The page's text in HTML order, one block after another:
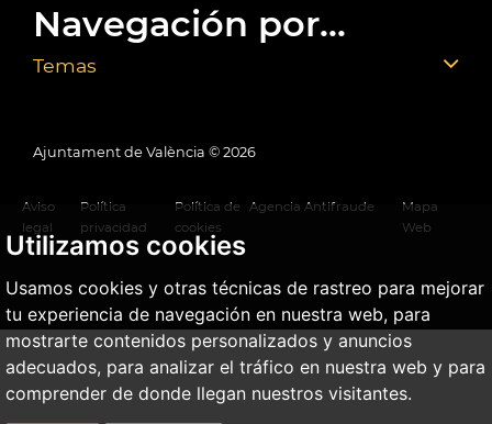
Utilizamos cookies
Usamos cookies y otras técnicas de rastreo para mejorar
tu experiencia de navegación en nuestra web, para
mostrarte contenidos personalizados y anuncios
adecuados, para analizar el tráfico en nuestra web y para
comprender de donde llegan nuestros visitantes.
Navegación por...
Temas
Ajuntament de València © 2026
Aviso
legal
Política
privacidad
Política de
cookies
Agencia Antifraude
Mapa
Web